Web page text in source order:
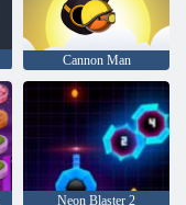
Cannon Man
Neon Blaster 2